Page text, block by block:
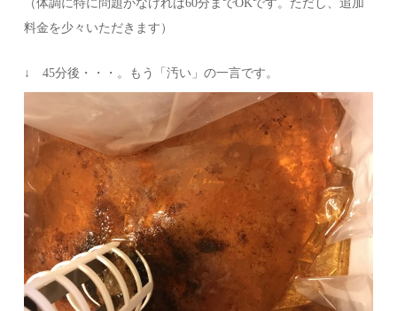
（体調に特に問題がなければ60分までOKです。ただし、追加
料金を少々いただきます）
↓ 45分後・・・。もう「汚い」の一言です。